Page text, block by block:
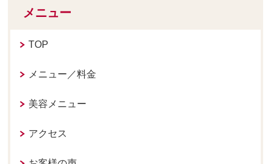
メニュー
TOP
メニュー／料金
美容メニュー
アクセス